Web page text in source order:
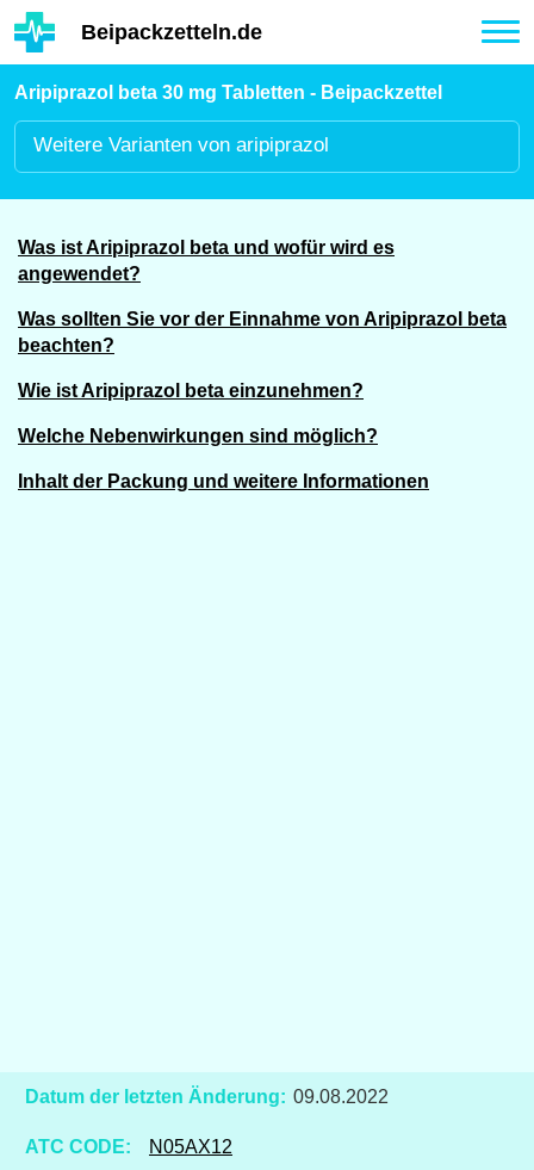
Hauptinhalt
Beipackzetteln.de
Aripiprazol beta 30 mg Tabletten - Beipackzettel
Weitere Varianten von aripiprazol
Was ist Aripiprazol beta und wofür wird es
angewendet?
Was sollten Sie vor der Einnahme von Aripiprazol beta
beachten?
Wie ist Aripiprazol beta einzunehmen?
Welche Nebenwirkungen sind möglich?
Inhalt der Packung und weitere Informationen
Datum der letzten Änderung: 09.08.2022
ATC CODE: N05AX12